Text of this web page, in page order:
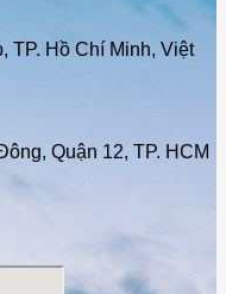
TP. Hồ Chí Minh, Việt
Quận 12, TP. HCM